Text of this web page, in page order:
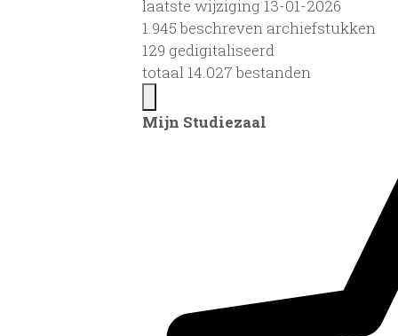
laatste wijziging 13-01-2026
1.945 beschreven archiefstukken
129 gedigitaliseerd
totaal 14.027 bestanden
Mijn Studiezaal